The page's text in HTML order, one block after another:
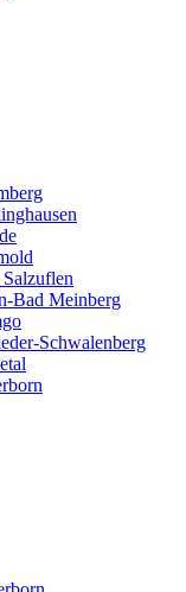
Bad Meinberg
Schwalenberg